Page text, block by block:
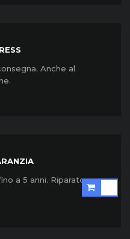
Anche al
a 5 anni. Riparato